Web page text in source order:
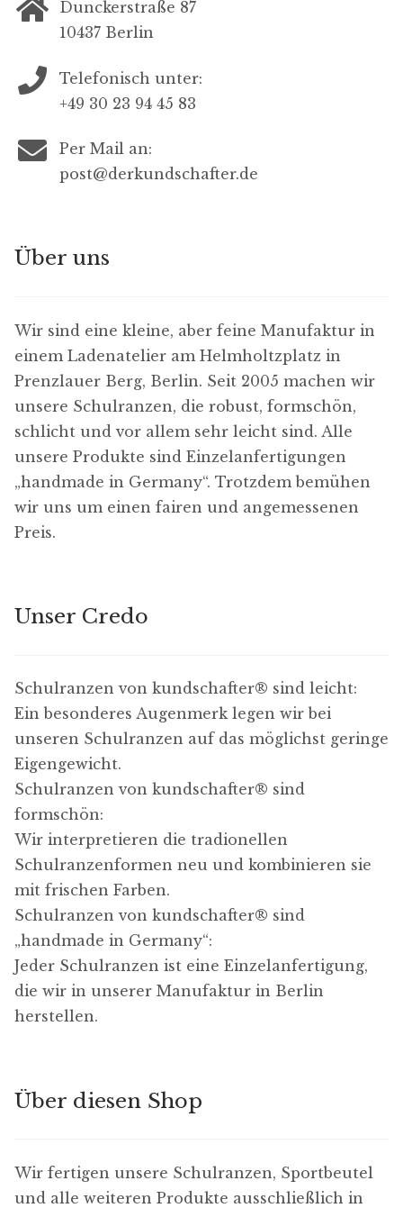
Dunckerstraße 87
10437 Berlin
Telefonisch unter:
+49 30 23 94 45 83
Per Mail an:
post@derkundschafter.de
Über uns
Wir sind eine kleine, aber feine Manufaktur in
einem Ladenatelier am Helmholtzplatz in
Prenzlauer Berg, Berlin. Seit 2005 machen wir
unsere Schulranzen, die robust, formschön,
schlicht und vor allem sehr leicht sind. Alle
unsere Produkte sind Einzelanfertigungen
„handmade in Germany“. Trotzdem bemühen
wir uns um einen fairen und angemessenen
Preis.
Unser Credo
Schulranzen von kundschafter​® sind leicht:
Ein besonderes Augenmerk legen wir bei
unseren Schulranzen auf das möglichst geringe
Eigengewicht.
Schulranzen von kundschafter​® sind
formschön:
Wir interpretieren die tradionellen
Schulranzenformen neu und kombinieren sie
mit frischen Farben.
Schulranzen von kundschafter​® sind
„handmade in Germany“:
Jeder Schulranzen ist eine Einzelanfertigung,
die wir in unserer Manufaktur in Berlin
herstellen.
Über diesen Shop
Wir fertigen unsere Schulranzen, Sportbeutel
und alle weiteren Produkte ausschließlich in
Funktionieren
der Website
erforderlich.
so gut wie möglich
funktioniert. Wenn du
diese Cookies ablehnst,
und eingebettete Inhalte
auf der Website nicht
- Google Maps
- Youtube